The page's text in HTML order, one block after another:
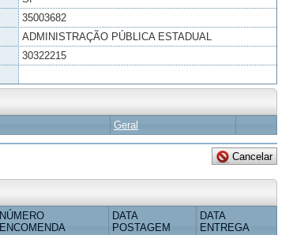
35003682
ADMINISTRAÇÃO PÚBLICA ESTADUAL
30322215
Geral
NÚMERO
ENCOMENDA
DATA
POSTAGEM
DATA
ENTREGA